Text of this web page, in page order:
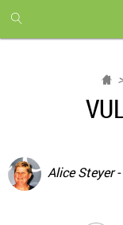
month
free
Alice Steyer